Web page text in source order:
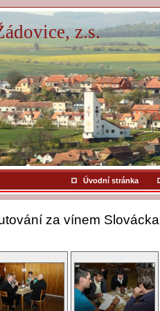
z.s.
Úvodní stránka
za vínem